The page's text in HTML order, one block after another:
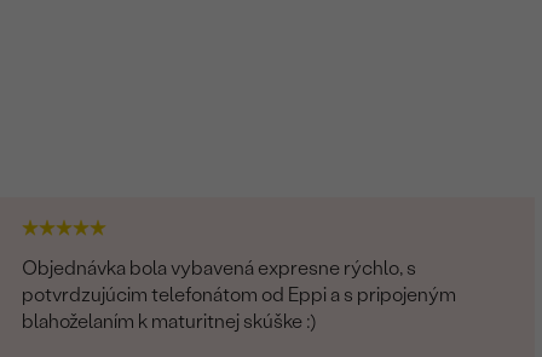
Objednávka bola vybavená expresne rýchlo, s
potvrdzujúcim telefonátom od Eppi a s pripojeným
blahoželaním k maturitnej skúške :)